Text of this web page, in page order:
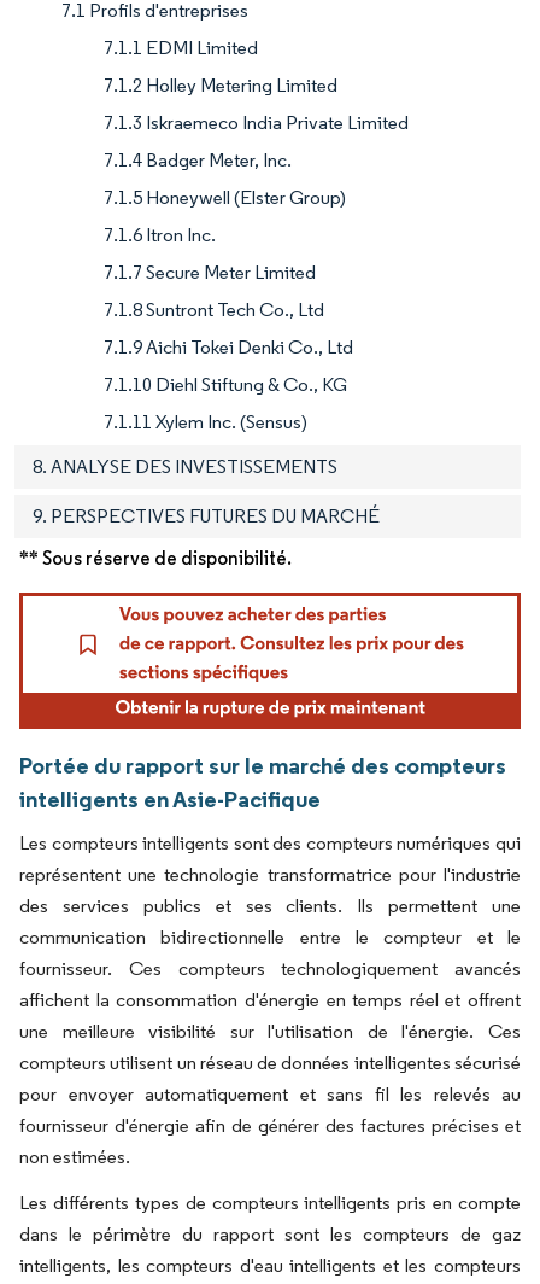
7.1 Profils d'entreprises
7.1.1 EDMI Limited
7.1.2 Holley Metering Limited
7.1.3 Iskraemeco India Private Limited
7.1.4 Badger Meter, Inc.
7.1.5 Honeywell (Elster Group)
7.1.6 Itron Inc.
7.1.7 Secure Meter Limited
7.1.8 Suntront Tech Co., Ltd
7.1.9 Aichi Tokei Denki Co., Ltd
7.1.10 Diehl Stiftung & Co., KG
7.1.11 Xylem Inc. (Sensus)
8. ANALYSE DES INVESTISSEMENTS
9. PERSPECTIVES FUTURES DU MARCHÉ
** Sous réserve de disponibilité.
Portée du rapport sur le marché des compteurs
intelligents en Asie-Pacifique
Les compteurs intelligents sont des compteurs numériques qui
représentent une technologie transformatrice pour l'industrie
des services publics et ses clients. Ils permettent une
communication bidirectionnelle entre le compteur et le
fournisseur. Ces compteurs technologiquement avancés
affichent la consommation d'énergie en temps réel et offrent
une meilleure visibilité sur l'utilisation de l'énergie. Ces
compteurs utilisent un réseau de données intelligentes sécurisé
pour envoyer automatiquement et sans fil les relevés au
fournisseur d'énergie afin de générer des factures précises et
non estimées.
Les différents types de compteurs intelligents pris en compte
dans le périmètre du rapport sont les compteurs de gaz
intelligents, les compteurs d'eau intelligents et les compteurs